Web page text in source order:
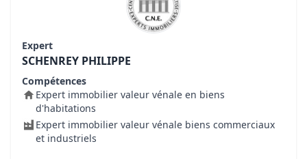
Expert
SCHENREY PHILIPPE
Compétences
Expert immobilier valeur vénale en biens
d'habitations
Expert immobilier valeur vénale biens commerciaux
et industriels